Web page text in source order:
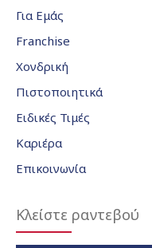
Για Εμάς
Franchise
Χονδρική
Πιστοποιητικά
Ειδικές Τιμές
Καριέρα
Επικοινωνία
Κλείστε ραντεβού